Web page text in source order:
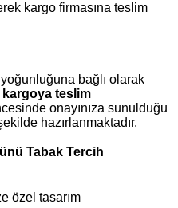
kargo firmasına teslim
bağlı olarak
teslim
onayınıza sunulduğu
hazırlanmaktadır.
Tabak Tercih
özel tasarım